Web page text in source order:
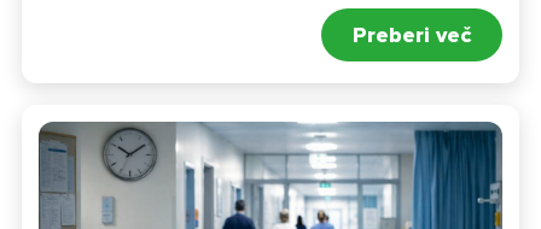
Preberi več